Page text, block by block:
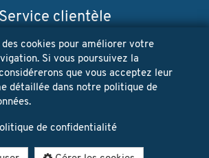
Service clientèle
Envoi
Newsletter
données personnelles ne seront jamais
Désinscription possible à tout moment.
cookies pour améliorer votre
Si vous poursuivez la
que vous acceptez leur
détaillée dans notre politique de
de confidentialité